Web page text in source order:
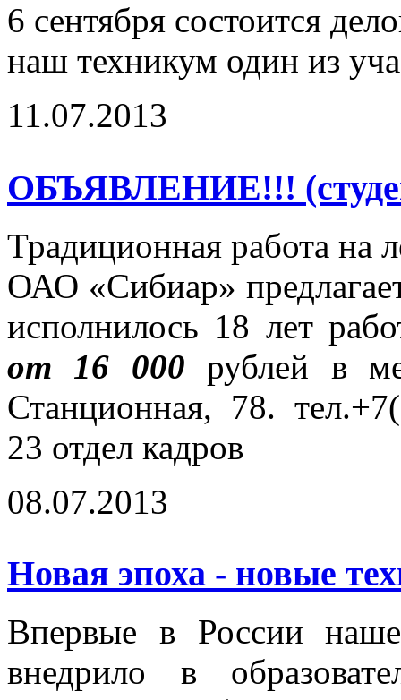
6 сентября состоится
наш техникум один из
11.07.2013
ОБЪЯВЛЕНИЕ!!!
Традиционная работа на
ОАО «Сибиар»
исполнилось 18 лет
от 16 000 рублей в
Станционная, 78.
23 отдел кадров
08.07.2013
Новая эпоха - новые
Впервые в России наше
внедрило в